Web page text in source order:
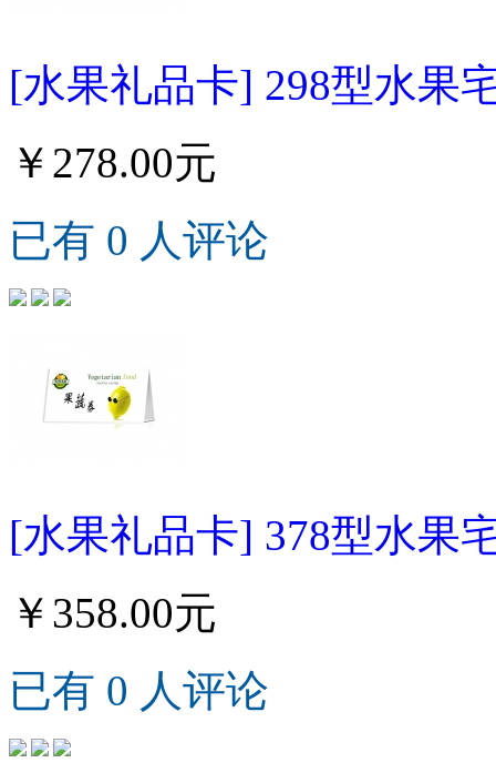
[水果礼品卡] 298型水果
￥278.00元
已有 0 人评论
[水果礼品卡] 378型水果
￥358.00元
已有 0 人评论